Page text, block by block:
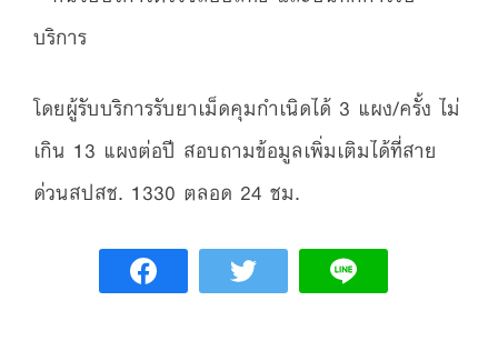
บริการ
โดยผู้รับบริการรับยาเม็ดคุมกำเนิดได้ 3 แผง/ครั้ง ไม่
เกิน 13 แผงต่อปี สอบถามข้อมูลเพิ่มเติมได้ที่สาย
ด่วนสปสช. 1330 ตลอด 24 ชม.